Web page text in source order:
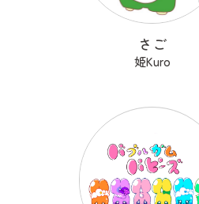
さご
姫Kuro